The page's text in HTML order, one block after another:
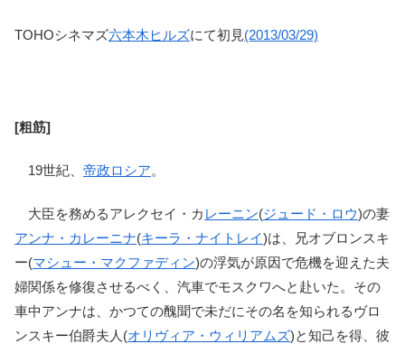
TOHOシネマズ六本木ヒルズにて初見(2013/03/29)
[粗筋]
19世紀、 帝政ロシア。
大臣を務めるアレクセイ・カ レーニン(ジュード・ロウ)の妻
アンナ・カレーニナ(キーラ・ナイトレイ)は、兄オブロンスキ
ー(マシュー・マクファディン)の浮気が原因で危機を迎えた夫
婦関係を修復させるべく、汽車でモスクワへと赴いた。その
車中アンナは、かつての醜聞で未だにその名を知られるヴロ
ンスキー伯爵夫人(オリヴィア・ウィリアムズ)と知己を得、彼